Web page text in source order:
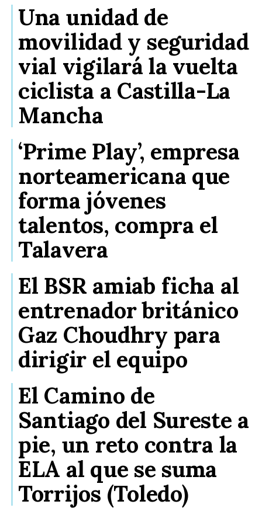
Una unidad de
movilidad y seguridad
vial vigilará la vuelta
ciclista a Castilla-La
Mancha
‘Prime Play’, empresa
norteamericana que
forma jóvenes
talentos, compra el
Talavera
El BSR amiab ficha al
entrenador británico
Gaz Choudhry para
dirigir el equipo
El Camino de
Santiago del Sureste a
pie, un reto contra la
ELA al que se suma
Torrijos (Toledo)